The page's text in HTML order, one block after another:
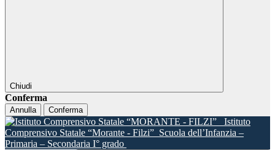
Chiudi
Conferma
Annulla Conferma
Istituto
Comprensivo Statale “Morante - Filzi” Scuola dell’Infanzia –
Primaria – Secondaria I° grado